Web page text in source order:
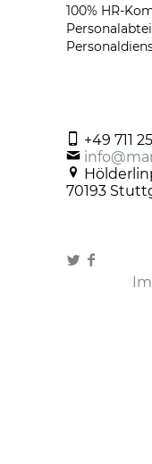
100% HR-
+49 711
70193